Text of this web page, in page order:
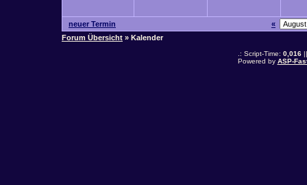
neuer Termin
«
Forum Übersicht » Kalender
.: Script-Time: 0,016||
Powered by ASP-